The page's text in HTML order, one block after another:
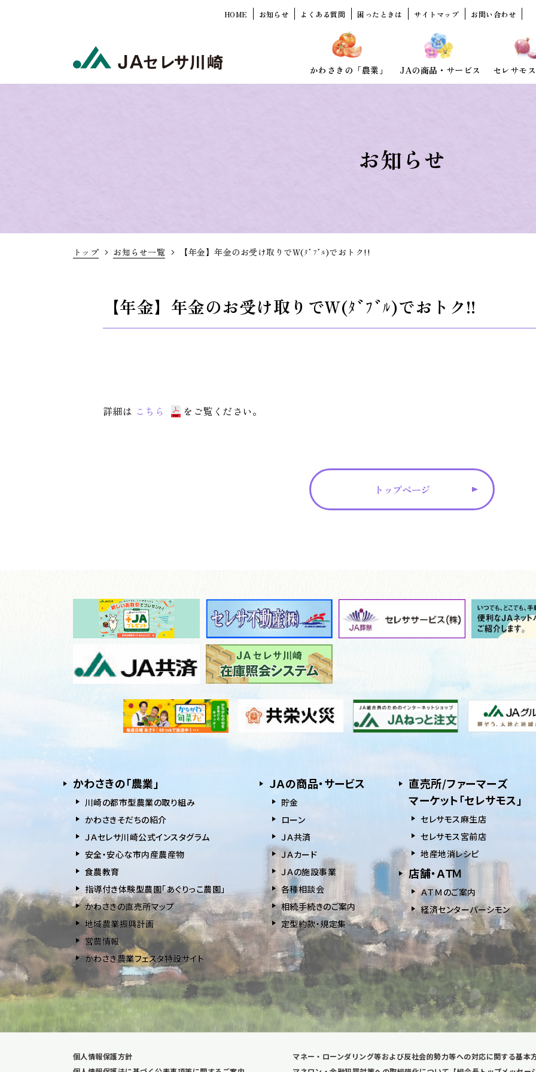
HOME お知らせ よくある質問 困ったときは サイトマップ お問い合わせ
かわさきの「農業」 JAの商品・サービス セレサモ
お知らせ
トップ お知らせ一覧 【年金】年金のお受け取りでW(ﾀﾞﾌﾞﾙ)でおトク!!
【年金】年金のお受け取りでW(ﾀﾞﾌﾞﾙ)でおトク!!
詳細は こちら をご覧ください。
トップページ
かわさきの「農業」
川崎の都市型農業の取り組み
かわさきそだちの紹介
ＪＡセレサ川崎公式インスタグラム
安全・安⼼な市内産農産物
⾷農教育
指導付き体験型農園「あぐりっこ農園」
かわさきの直売所マップ
地域農業振興計画
営農情報
かわさき農業フェスタ特設サイト
ＪＡの商品・サービス
貯⾦
ローン
ＪＡ共済
ＪＡカード
ＪＡの施設事業
各種相談会
相続⼿続きのご案内
定型約款・規定集
直売所/ファーマーズ
マーケット「セレサモス」
セレサモス麻生店
セレサモス宮前店
地産地消レシピ
店舗・ＡＴＭ
ＡＴＭのご案内
経済センターパーシモン
個人情報保護方針
マネー・ローンダリング等および反社会的勢力等への対応に関する基本